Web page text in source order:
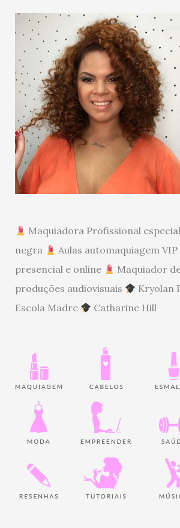
Maquiadora Profissional
negra
Aulas automaquiagem
presencial e online
Maquiador
produções audiovisuais
Kryolan
Escola Madre
Catharine Hill